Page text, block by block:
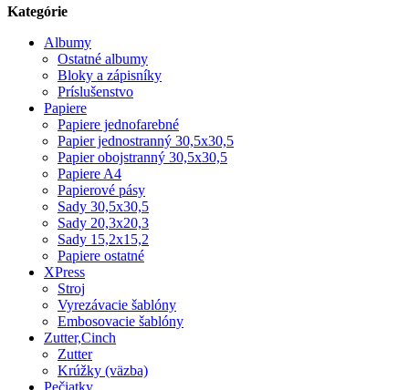
Kategórie
Albumy
Ostatné albumy
Bloky a zápisníky
Príslušenstvo
Papiere
Papiere jednofarebné
Papier jednostranný 30,5x30,5
Papier obojstranný 30,5x30,5
Papiere A4
Papierové pásy
Sady 30,5x30,5
Sady 20,3x20,3
Sady 15,2x15,2
Papiere ostatné
XPress
Stroj
Vyrezávacie šablóny
Embosovacie šablóny
Zutter,Cinch
Zutter
Krúžky (väzba)
Pečiatky